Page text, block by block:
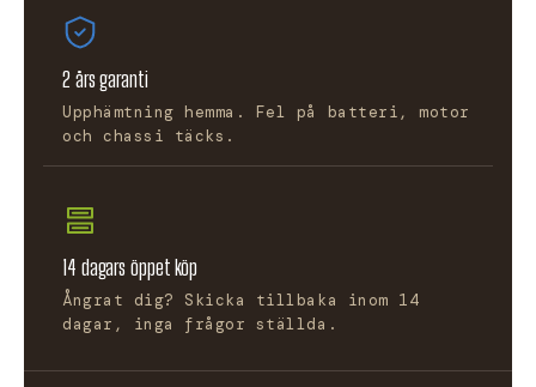
2 års garanti
Upphämtning hemma. Fel på batteri, motor
och chassi täcks.
14 dagars öppet köp
Ångrat dig? Skicka tillbaka inom 14
dagar, inga frågor ställda.